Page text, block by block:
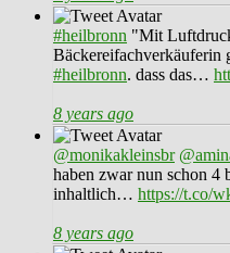
#heilbronn "Mit
Bäckereifachverkäuferin
#heilbronn. dass das…
8 years ago
@monikakleinsbr
haben zwar nun schon 4
inhaltlich… https://t.co/
8 years ago